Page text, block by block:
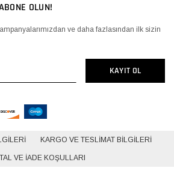
OLUN!
ve daha fazlasından ilk sizin
KAYIT OL
KARGO VE TESLIMAT BILGILERI
VE İADE KOŞULLARI